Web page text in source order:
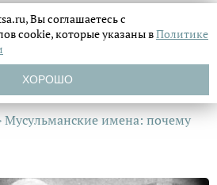
›Мусульманские имена: почему
Вы соглашаетесь с
cookie, которые указаны вПолитике
ХОРОШО